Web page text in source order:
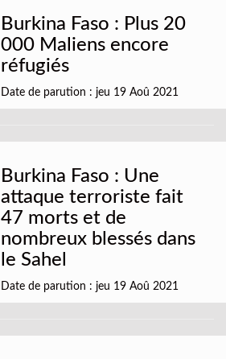
Burkina Faso : Plus 20
000 Maliens encore
réfugiés
Date de parution : jeu 19 Aoû 2021
Burkina Faso : Une
attaque terroriste fait
47 morts et de
nombreux blessés dans
le Sahel
Date de parution : jeu 19 Aoû 2021